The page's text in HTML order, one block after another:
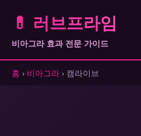
💊 러브프라임
비아그라 효과 전문 가이드
홈 › 비아그라 › 캠라이브